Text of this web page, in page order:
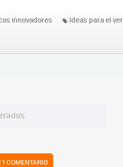
innovadores Ideas para el
1 COMENTARIO